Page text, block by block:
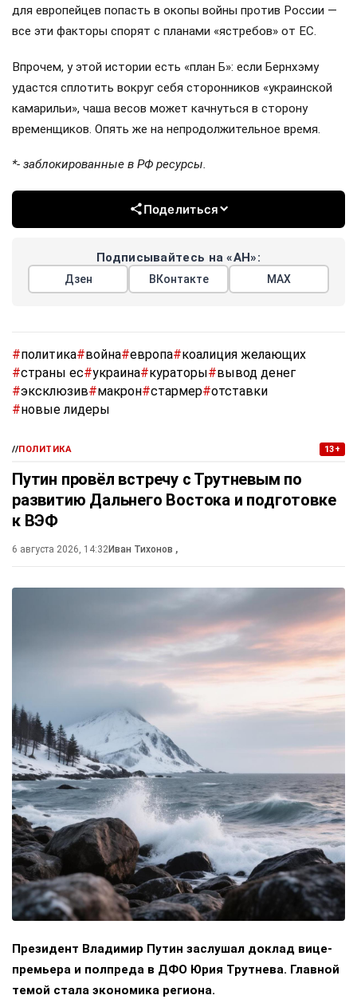
для европейцев попасть в окопы войны против России —
все эти факторы спорят с планами «ястребов» от ЕС.
Впрочем, у этой истории есть «план Б»: если Бернхэму
удастся сплотить вокруг себя сторонников «украинской
камарильи», чаша весов может качнуться в сторону
временщиков. Опять же на непродолжительное время.
*- заблокированные в РФ ресурсы.
Поделиться
Подписывайтесь на «АН»:
Дзен ВКонтакте МАХ
#политика#война#европа#коалиция желающих
#страны ес#украина#кураторы#вывод денег
#эксклюзив#макрон#стармер#отставки
#новые лидеры
//ПОЛИТИКА 13+
Путин провёл встречу с Трутневым по
развитию Дальнего Востока и подготовке
к ВЭФ
6 августа 2026, 14:32Иван Тихонов ,
Президент Владимир Путин заслушал доклад вице-
премьера и полпреда в ДФО Юрия Трутнева. Главной
темой стала экономика региона.